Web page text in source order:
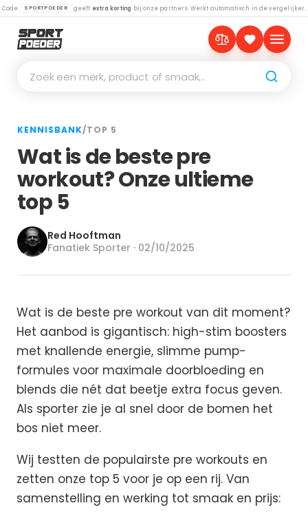
Code SPORTPOEDER geeft extra korting bij onze partners. Werkt automatisch in de vergelijker.
Zoek een merk, product of smaak…
KENNISBANK/TOP 5
Wat is de beste pre
workout? Onze ultieme
top 5
Red Hooftman
Fanatiek Sporter · 02/10/2025
Wat is de beste pre workout van dit moment?
Het aanbod is gigantisch: high-stim boosters
met knallende energie, slimme pump-
formules voor maximale doorbloeding en
blends die nét dat beetje extra focus geven.
Als sporter zie je al snel door de bomen het
bos niet meer.
Wij testten de populairste pre workouts en
zetten onze top 5 voor je op een rij. Van
samenstelling en werking tot smaak en prijs: